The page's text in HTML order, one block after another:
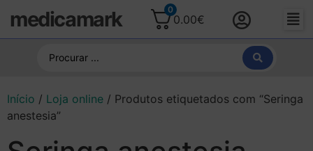
medicamark 0
0.00€
Início / Loja online / Produtos etiquetados com “Seringa
anestesia”